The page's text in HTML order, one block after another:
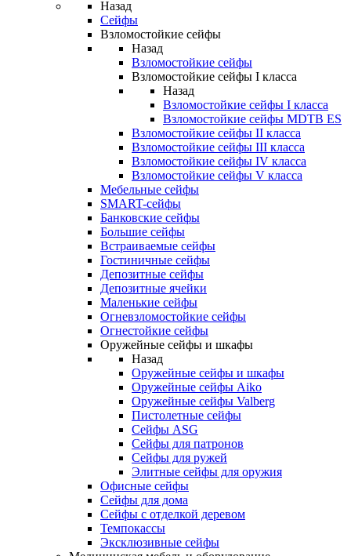
Назад
Сейфы
Взломостойкие сейфы
Назад
Взломостойкие сейфы
Взломостойкие сейфы I класса
Назад
Взломостойкие сейфы I класса
Взломостойкие сейфы MDTB ES
Взломостойкие сейфы II класса
Взломостойкие сейфы III класса
Взломостойкие сейфы IV класса
Взломостойкие сейфы V класса
Мебельные сейфы
SMART-сейфы
Банковские сейфы
Большие сейфы
Встраиваемые сейфы
Гостиничные сейфы
Депозитные сейфы
Депозитные ячейки
Маленькие сейфы
Огневзломостойкие сейфы
Огнестойкие сейфы
Оружейные сейфы и шкафы
Назад
Оружейные сейфы и шкафы
Оружейные сейфы Aiko
Оружейные сейфы Valberg
Пистолетные сейфы
Сейфы ASG
Сейфы для патронов
Сейфы для ружей
Элитные сейфы для оружия
Офисные сейфы
Сейфы для дома
Сейфы с отделкой деревом
Темпокассы
Эксклюзивные сейфы